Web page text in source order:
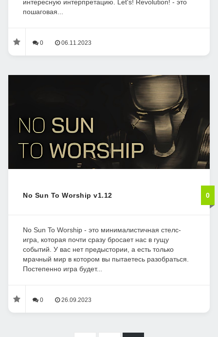
интересную интерпретацию. Let's! Revolution! - это
пошаговая...
0 06.11.2023
No Sun To Worship v1.12 0
No Sun To Worship - это минималистичная стелс-
игра, которая почти сразу бросает нас в гущу
событий. У вас нет предыстории, а есть только
мрачный мир в котором вы пытаетесь разобраться.
Постепенно игра будет...
0 26.09.2023